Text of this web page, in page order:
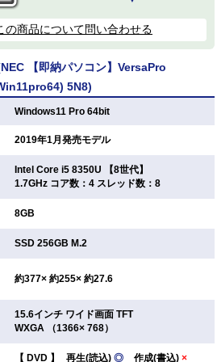
の商品について問い合わせる
【即納パソコン】VersaPro
5N8)
Windows11 Pro 64bit
2019年1月発売モデル
Intel Core i5 8350U 【8世代】
1.7GHz コア数：4 スレッド数：8
8GB
SSD 256GB M.2
約377× 約255× 約27.6
15.6インチ ワイド画面 TFT
WXGA （1366× 768）
【 DVD 】 再生(読込) ◎ 作成(書込) ×